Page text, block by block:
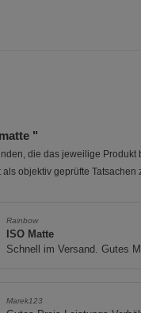
"
die das jeweilige
objektiv geprüfte Tatsachen
Rainbow
ISO Matte
Schnell im Versand. Gutes
Marek123